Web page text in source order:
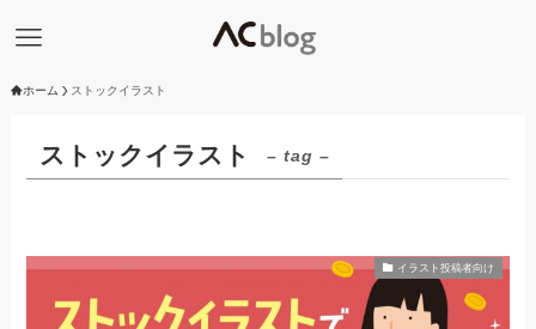
ホーム ストックイラスト
ストックイラスト – tag –
イラスト投稿者向け